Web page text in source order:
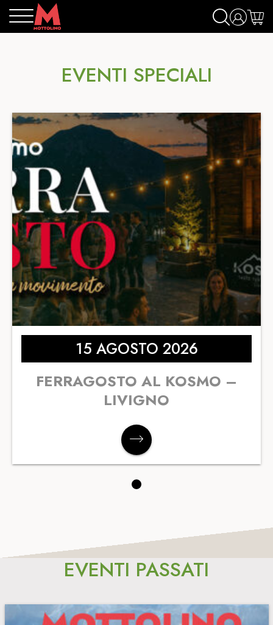
EVENTI SPECIALI
15 AGOSTO 2026
FERRAGOSTO AL KOSMO –
LIVIGNO
EVENTI PASSATI